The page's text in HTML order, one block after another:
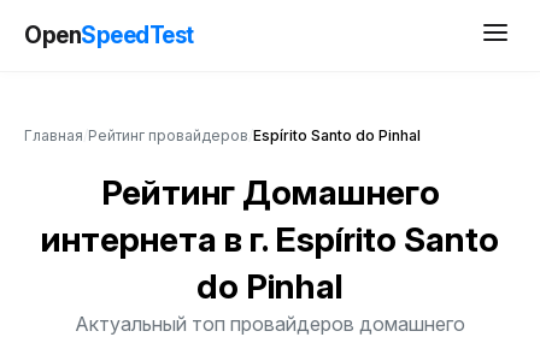
OpenSpeedTest
Главная Рейтинг провайдеров Espírito Santo do Pinhal
Рейтинг Домашнего
интернета в г. Espírito Santo
do Pinhal
Актуальный топ провайдеров домашнего